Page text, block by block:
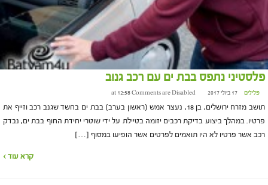
פלסטיני נתפס בבת ים עם רכב גנוב
פלילים 17 ביולי 2017 at 12:58 Comments are Disabled
תושב מזרח ירושלים, בן 18, נעצר אמש (ראשון בערב) בבת ים בחשד שגנב רכב וזייף את
פרטיו. במהלך ביצוע בדיקת רכבים יזומה בטיילת על ידי שוטרי יחידת החוף בבת ים, נבדק
רכב אשר פרטיו לא היו תואמים לפרטים אשר הופיעו במסוף […]
קרא עוד ›